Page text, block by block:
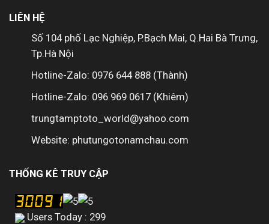
LIÊN HỆ
Số 104 phố Lạc Nghiệp, P.Bạch Mai, Q.Hai Bà Trưng,
Tp.Hà Nội
Hotline-Zalo: 0976 644 888 (Thành)
Hotline-Zalo: 096 969 0617 (Khiêm)
trungtamptoto_world@yahoo.com
Website: phutungotonamchau.com
THỐNG KÊ TRUY CẬP
Users Today : 299